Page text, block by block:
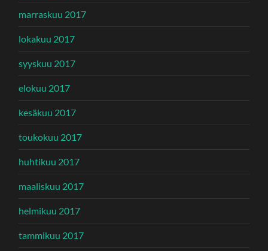
marraskuu 2017
lokakuu 2017
syyskuu 2017
elokuu 2017
kesäkuu 2017
toukokuu 2017
huhtikuu 2017
maaliskuu 2017
helmikuu 2017
tammikuu 2017